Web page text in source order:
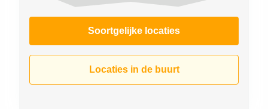
Soortgelijke locaties
Locaties in de buurt